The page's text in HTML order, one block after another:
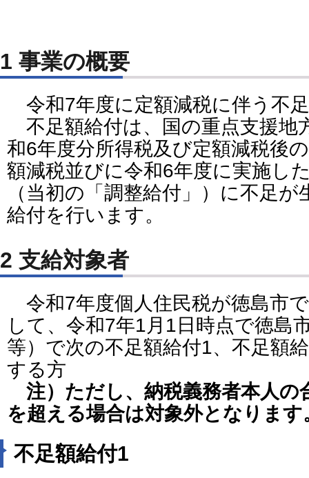
1 事業の概要
令和7年度に定額減税に伴う不
不足額給付は、国の重点支援地
和6年度分所得税及び定額減税後
額減税並びに令和6年度に実施し
（当初の「調整給付」）に不足
給付を行います。
2 支給対象者
令和7年度個人住民税が徳島市
して、令和7年1月1日時点で徳島
等）で次の不足額給付1、不足額
する方
注）ただし、納税義務者本人の
を超える場合は対象外となります
不足額給付1